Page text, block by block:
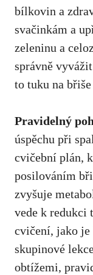
bílkovin a
svačinkám a
zeleninu a
správně
to tuku na
Pravidelný
úspěchu při
cvičební plán,
posilováním
zvyšuje
vede k redukci
cvičení, jako je
skupinové
obtížemi,